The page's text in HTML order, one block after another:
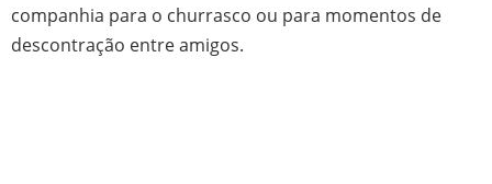
companhia para o churrasco ou para momentos de
descontração entre amigos.